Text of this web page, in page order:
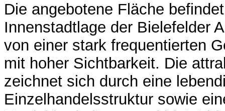
Die angebotene Fläche
Innenstadtlage der Bielefelder
von einer stark frequentierten
mit hoher Sichtbarkeit. Die
zeichnet sich durch eine
Einzelhandelsstruktur sowie